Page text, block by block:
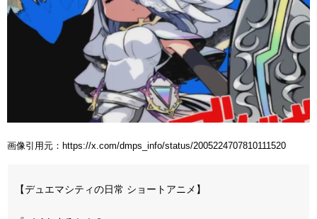
画像引用元：https://x.com/dmps_info/status/2005224707810111520
【デュエマシティの日常 ショートアニメ】